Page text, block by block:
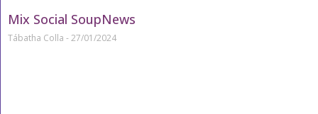
Mix Social SoupNews
Tábatha Colla 27/01/2024